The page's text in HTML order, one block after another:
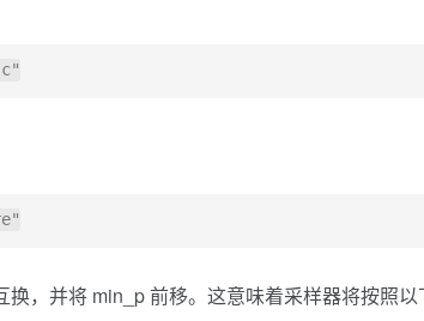
，并将 min_p 前移。这意味着采样器将按照以